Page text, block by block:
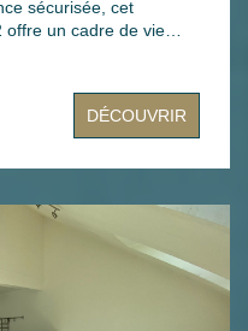
sécurisée, cet
offre un cadre de vie
donnant accès à une
et équipée, d'une
ainsi que d'un WC
des commerces, des
DÉCOUVRIR